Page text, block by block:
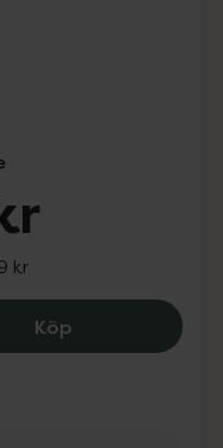
kr
KöpVitargo Pure,